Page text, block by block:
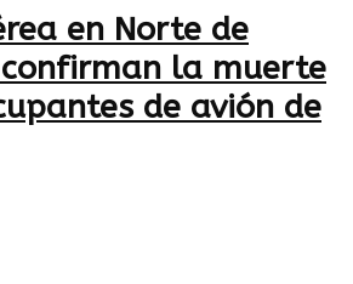
en Norte de
la muerte
de avión de